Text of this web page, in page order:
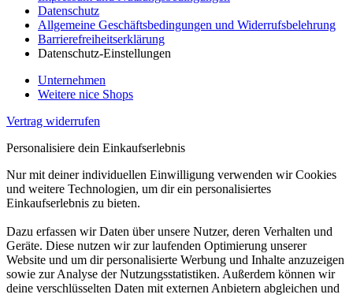
Datenschutz
Allgemeine Geschäftsbedingungen und Widerrufsbelehrung
Barrierefreiheitserklärung
Datenschutz-Einstellungen
Unternehmen
Weitere nice Shops
Vertrag widerrufen
Personalisiere dein Einkaufserlebnis
Nur mit deiner individuellen Einwilligung verwenden wir Cookies
und weitere Technologien, um dir ein personalisiertes
Einkaufserlebnis zu bieten.
Dazu erfassen wir Daten über unsere Nutzer, deren Verhalten und
Geräte. Diese nutzen wir zur laufenden Optimierung unserer
Website und um dir personalisierte Werbung und Inhalte anzuzeigen
sowie zur Analyse der Nutzungsstatistiken. Außerdem können wir
deine verschlüsselten Daten mit externen Anbietern abgleichen und